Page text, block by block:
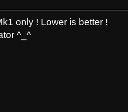
only ! Lower is better !
^_^